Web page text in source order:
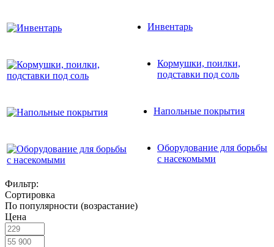
Инвентарь
Кормушки, поилки,
подставки под соль
Напольные покрытия
Оборудование для борьбы
с насекомыми
Фильтр:
Сортировка
По популярности (возрастание)
Цена